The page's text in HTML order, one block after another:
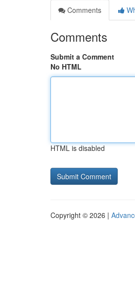
Comments
Comments
Submit a Comment
No HTML
HTML is disabled
Copyright © 2026 |